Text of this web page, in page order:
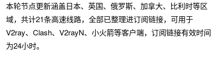
本轮节点更新涵盖日本、英国、俄罗斯、加拿大、比利时等区
域，共计21条高速线路，全部已整理进订阅链接，可用于
V2ray、Clash、V2rayN、小火箭等客户端，订阅链接有效时间
为24小时。